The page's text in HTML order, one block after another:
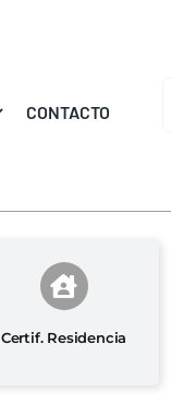
CONTACTO
Certif. Residencia